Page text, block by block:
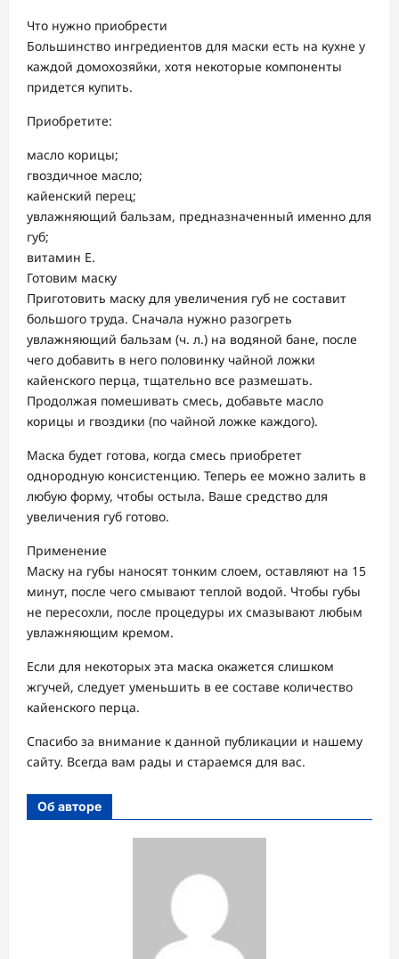
Что нужно приобрести
Большинство ингредиентов для маски есть на кухне у
каждой домохозяйки, хотя некоторые компоненты
придется купить.
Приобретите:
масло корицы;
гвоздичное масло;
кайенский перец;
увлажняющий бальзам, предназначенный именно для
губ;
витамин E.
Готовим маску
Приготовить маску для увеличения губ не составит
большого труда. Сначала нужно разогреть
увлажняющий бальзам (ч. л.) на водяной бане, после
чего добавить в него половинку чайной ложки
кайенского перца, тщательно все размешать.
Продолжая помешивать смесь, добавьте масло
корицы и гвоздики (по чайной ложке каждого).
Маска будет готова, когда смесь приобретет
однородную консистенцию. Теперь ее можно залить в
любую форму, чтобы остыла. Ваше средство для
увеличения губ готово.
Применение
Маску на губы наносят тонким слоем, оставляют на 15
минут, после чего смывают теплой водой. Чтобы губы
не пересохли, после процедуры их смазывают любым
увлажняющим кремом.
Если для некоторых эта маска окажется слишком
жгучей, следует уменьшить в ее составе количество
кайенского перца.
Спасибо за внимание к данной публикации и нашему
сайту. Всегда вам рады и стараемся для вас.
Об авторе